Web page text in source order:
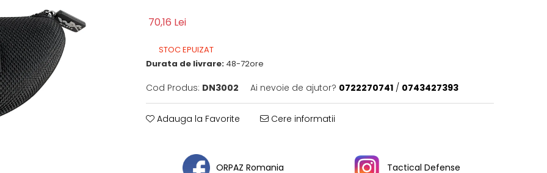
70,16 Lei
STOC EPUIZAT
Durata de livrare: 48-72ore
Cod Produs: DN3002 Ai nevoie de ajutor? 0722270741 / 0743427393
Adauga la Favorite Cere informatii
ORPAZ Romania Tactical Defense